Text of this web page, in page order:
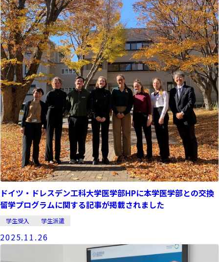
ドイツ・ドレスデン工科大学医学部HPに本学医学部との交換
留学プログラムに関する記事が掲載されました
学生受入 学生派遣
2025.11.26